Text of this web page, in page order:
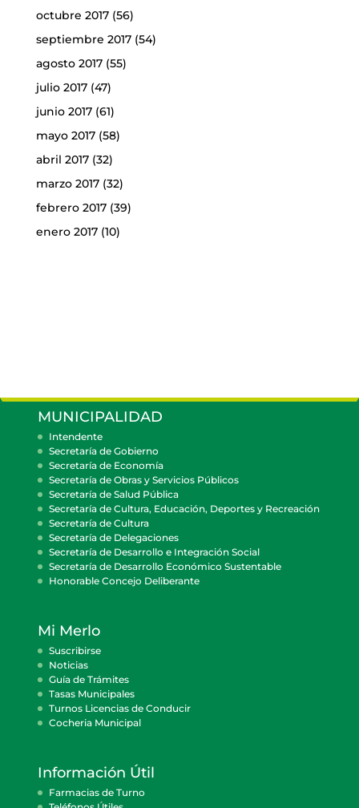
octubre 2017(56)
septiembre 2017(54)
agosto 2017(55)
julio 2017(47)
junio 2017(61)
mayo 2017(58)
abril 2017(32)
marzo 2017(32)
febrero 2017(39)
enero 2017(10)
MUNICIPALIDAD
Intendente
Secretaría de Gobierno
Secretaría de Economía
Secretaría de Obras y Servicios Públicos
Secretaría de Salud Pública
Secretaría de Cultura, Educación, Deportes y Recreación
Secretaría de Cultura
Secretaría de Delegaciones
Secretaría de Desarrollo e Integración Social
Secretaría de Desarrollo Económico Sustentable
Honorable Concejo Deliberante
Mi Merlo
Suscribirse
Noticias
Guía de Trámites
Tasas Municipales
Turnos Licencias de Conducir
Cocheria Municipal
Información Útil
Farmacias de Turno